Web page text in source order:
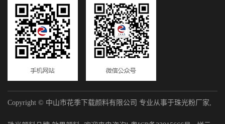
Copyright © 中山市花季下载颜料有限公司 专业从事于珠光粉厂家,